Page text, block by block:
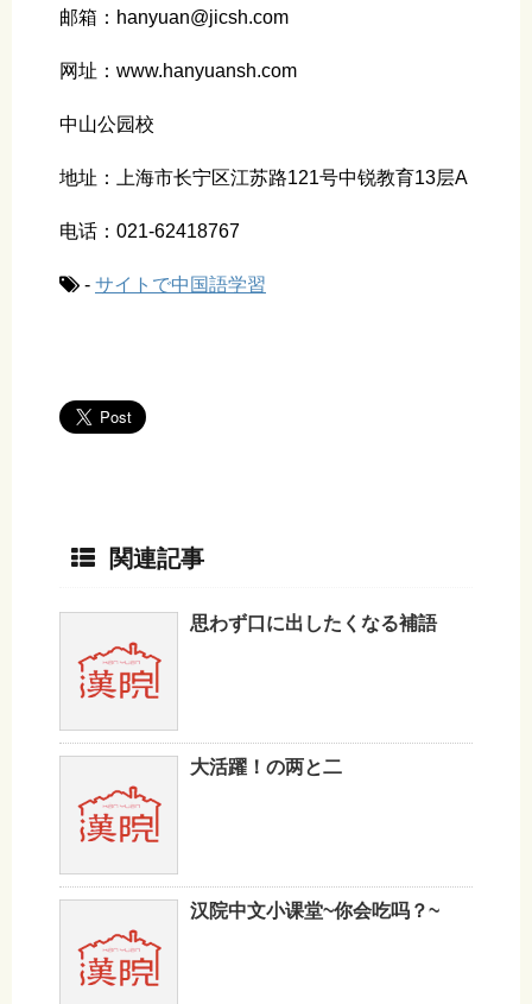
邮箱：hanyuan@jicsh.com
网址：www.hanyuansh.com
中山公园校
地址：上海市长宁区江苏路121号中锐教育13层A
电话：021-62418767
- サイトで中国語学習
関連記事
思わず口に出したくなる補語
大活躍！の两と二
汉院中文小课堂~你会吃吗？~